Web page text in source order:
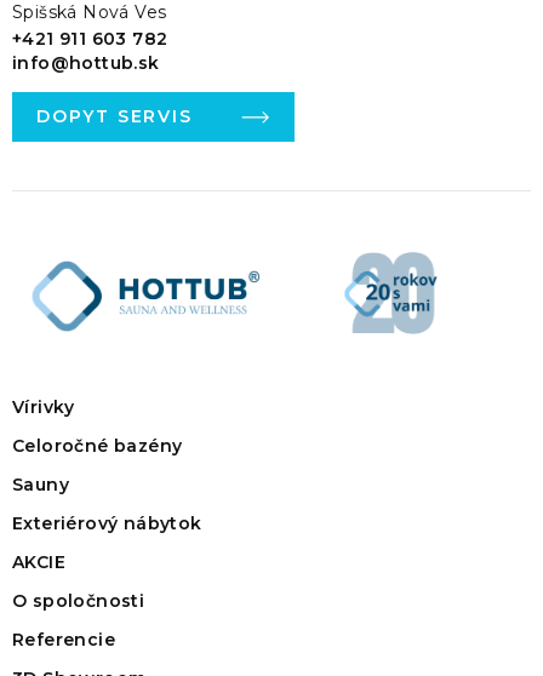
Spišská Nová Ves
+421 911 603 782
info@hottub.sk
DOPYT SERVIS
Vírivky
Celoročné bazény
Sauny
Exteriérový nábytok
AKCIE
O spoločnosti
Referencie